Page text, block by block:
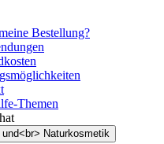
Bestellung?
Themen